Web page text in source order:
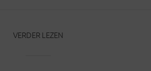
VERDER LEZEN